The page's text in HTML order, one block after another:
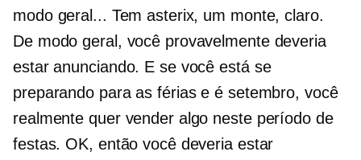
modo geral... Tem asterix, um monte, claro.
De modo geral, você provavelmente deveria
estar anunciando. E se você está se
preparando para as férias e é setembro, você
realmente quer vender algo neste período de
festas. OK, então você deveria estar